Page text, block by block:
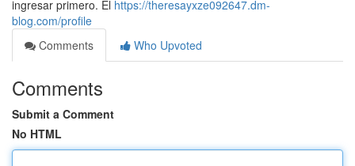
ingresar primero. El https://theresayxze092647.dm-
blog.com/profile
Comments
Who Upvoted
Comments
Submit a Comment
No HTML